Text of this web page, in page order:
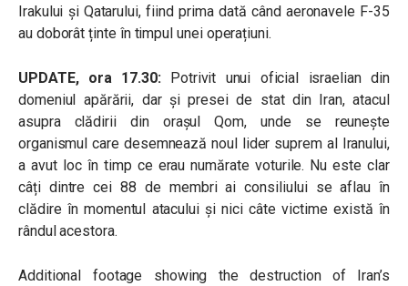
Irakului și Qatarului, fiind prima dată când aeronavele F-35
au doborât ținte în timpul unei operațiuni.
UPDATE, ora 17.30:Potrivit unui oficial israelian din
domeniul apărării, dar și presei de stat din Iran, atacul
asupra clădirii din orașul Qom, unde se reunește
organismul care desemnează noul lider suprem al Iranului,
a avut loc în timp ce erau numărate voturile. Nu este clar
câți dintre cei 88 de membri ai consiliului se aflau în
clădire în momentul atacului și nici câte victime există în
rândul acestora.
Additional footage showing the destruction of Iran’s